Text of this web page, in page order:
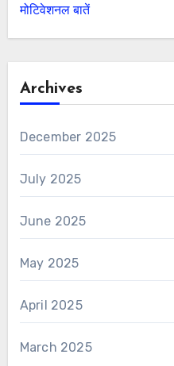
मोटिवेशनल बातें
Archives
December 2025
July 2025
June 2025
May 2025
April 2025
March 2025